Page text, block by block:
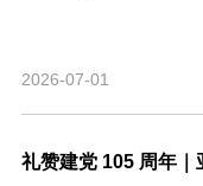
2026-07-01